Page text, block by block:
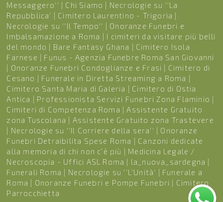
Messaggero'' | Chi Siamo | Necrologie su ''La
Repubblica' | Cimitero Laurentino - Trigoria |
Necrologie su ''Il Tempo'' | Onoranze Funebri e
Imbalsamazione a Roma | I cimiteri da visitare più belli
del mondo | Bare Fantasy Ghana | Cimitero Isola
Farnese | Funus - Agenzia Funebre Roma San Giovanni
| Onoranze Funebri Condoglianze e Frasi | Cimitero di
Cesano | Funerale in Diretta Streaming a Roma |
Cimitero Santa Maria di Galeria | Cimitero di Ostia
Antica | Professionista Servizi Funebri Zona Flaminio |
Cimiteri di Competenza Roma |Assistente Gratuito
zona Tuscolana | Assistente Gratuito zona Trastevere
| Necrologie su ''Il Corriere della sera'' | Onoranze
Funebri Detraibilita Spese Roma | Canzoni dedicate
alla memoria di chi non c’è più | Medicina Legale /
Necroscopia - Uffici ASL Roma | la_nuova_sardegna |
Funerali Roma | Necrologie su ''L'Unità' | Funerale a
Roma | Onoranze Funebri e Pompe Funebri | Cimitero
Parrocchietta